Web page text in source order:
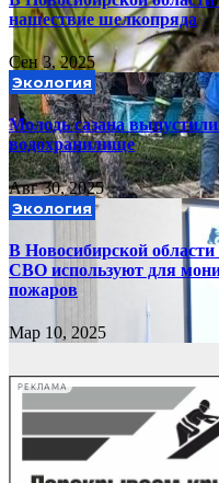
нашествие шелкопряда
Сен 3, 2025
Экология
Молодь сазана
водохранилище
Авг 30, 2025
Экология
В Новосибирской
СВО используют для
пожаров
Мар 10, 2025
РЕКЛАМА